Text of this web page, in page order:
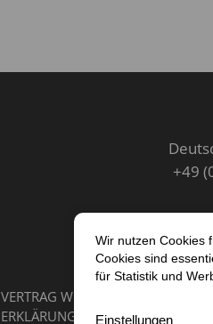
+49
VERTRAG WIDERRUFEN
ERKLÄRUNG ZUR BARRIEREFREIHEIT